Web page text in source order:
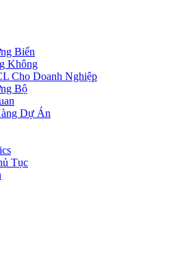
Biển
Không
Cho Doanh Nghiệp
Bộ
Dự Án
Tục